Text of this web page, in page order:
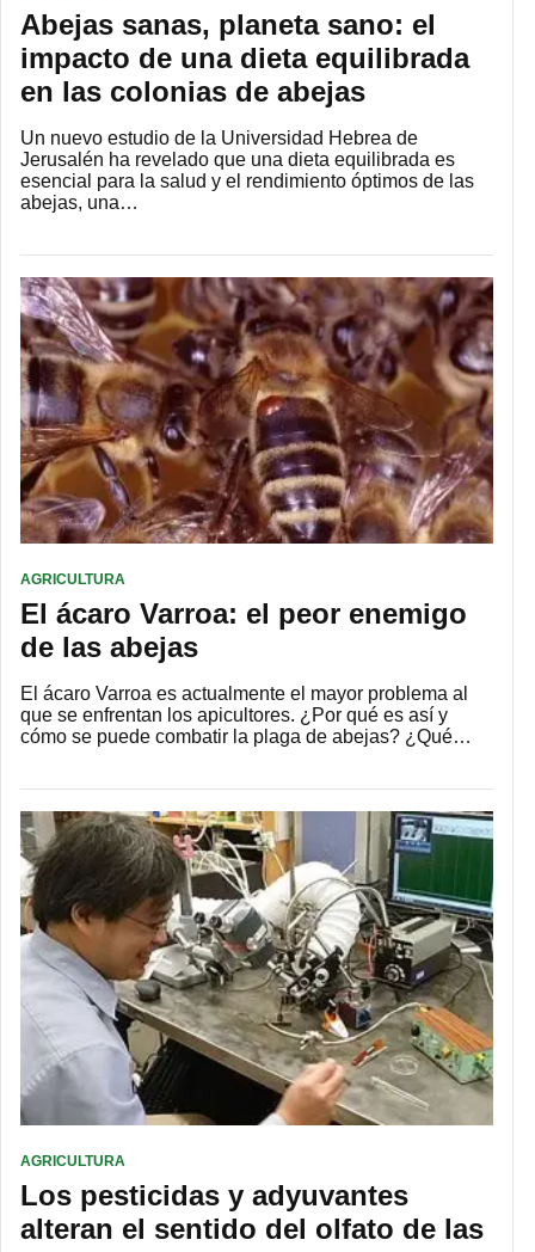
Abejas sanas, planeta sano: el
impacto de una dieta equilibrada
en las colonias de abejas
Un nuevo estudio de la Universidad Hebrea de
Jerusalén ha revelado que una dieta equilibrada es
esencial para la salud y el rendimiento óptimos de las
abejas, una…
AGRICULTURA
El ácaro Varroa: el peor enemigo
de las abejas
El ácaro Varroa es actualmente el mayor problema al
que se enfrentan los apicultores. ¿Por qué es así y
cómo se puede combatir la plaga de abejas? ¿Qué…
AGRICULTURA
Los pesticidas y adyuvantes
alteran el sentido del olfato de las